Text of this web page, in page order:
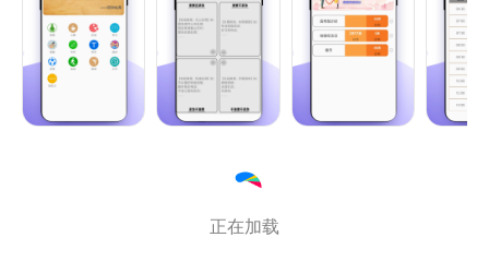
制定科学计划表，精准掌握每个时间节点，高效利用时
间；
【养成系】
正在加载